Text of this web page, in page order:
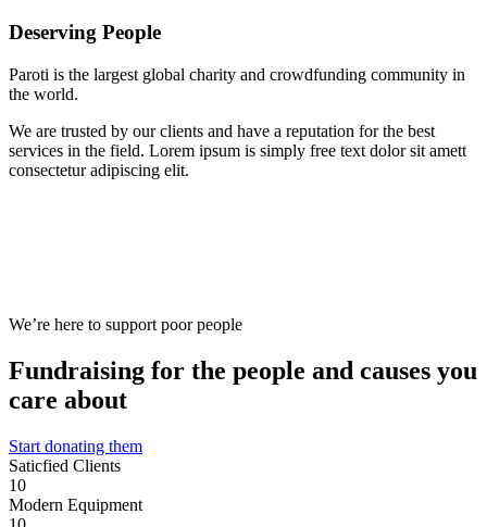
Deserving People
Paroti is the largest global charity and crowdfunding community in
the world.
We are trusted by our clients and have a reputation for the best
services in the field. Lorem ipsum is simply free text dolor sit amett
consectetur adipiscing elit.
We’re here to support poor people
Fundraising for the people and causes you
care about
Start donating them
Saticfied Clients
10
Modern Equipment